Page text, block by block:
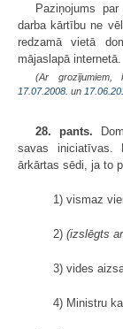
Paziņojums
darba kārtību ne
redzamā vietā
mājaslapā internetā.
(Ar
17.07.2008. un
28. pants.
savas iniciatīvas.
ārkārtas sēdi, ja to
1) vismaz
2) (izslēgts ar
3) vides
4) Ministru